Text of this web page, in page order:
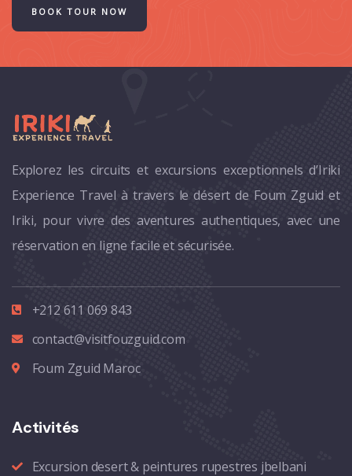
BOOK TOUR NOW
Explorez les circuits et excursions exceptionnels d’Iriki
Experience Travel à travers le désert de Foum Zguid et
Iriki, pour vivre des aventures authentiques, avec une
réservation en ligne facile et sécurisée.
+212 611 069 843
contact@visitfouzguid.com
Foum Zguid Maroc
Activités
Excursion desert & peintures rupestres jbelbani